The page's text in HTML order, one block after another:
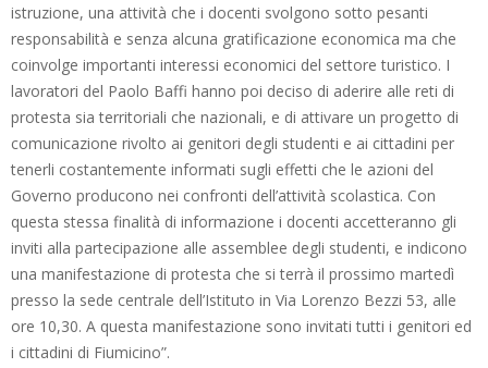
istruzione, una attività che i docenti svolgono sotto pesanti
responsabilità e senza alcuna gratificazione economica ma che
coinvolge importanti interessi economici del settore turistico. I
lavoratori del Paolo Baffi hanno poi deciso di aderire alle reti di
protesta sia territoriali che nazionali, e di attivare un progetto di
comunicazione rivolto ai genitori degli studenti e ai cittadini per
tenerli costantemente informati sugli effetti che le azioni del
Governo producono nei confronti dell’attività scolastica. Con
questa stessa finalità di informazione i docenti accetteranno gli
inviti alla partecipazione alle assemblee degli studenti, e indicono
una manifestazione di protesta che si terrà il prossimo martedì
presso la sede centrale dell’Istituto in Via Lorenzo Bezzi 53, alle
ore 10,30. A questa manifestazione sono invitati tutti i genitori ed
i cittadini di Fiumicino”.